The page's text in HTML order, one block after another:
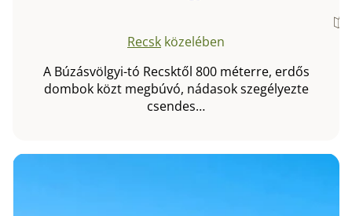
Recsk közelében
A Búzásvölgyi-tó Recsktől 800 méterre, erdős
dombok közt megbúvó, nádasok szegélyezte
csendes…